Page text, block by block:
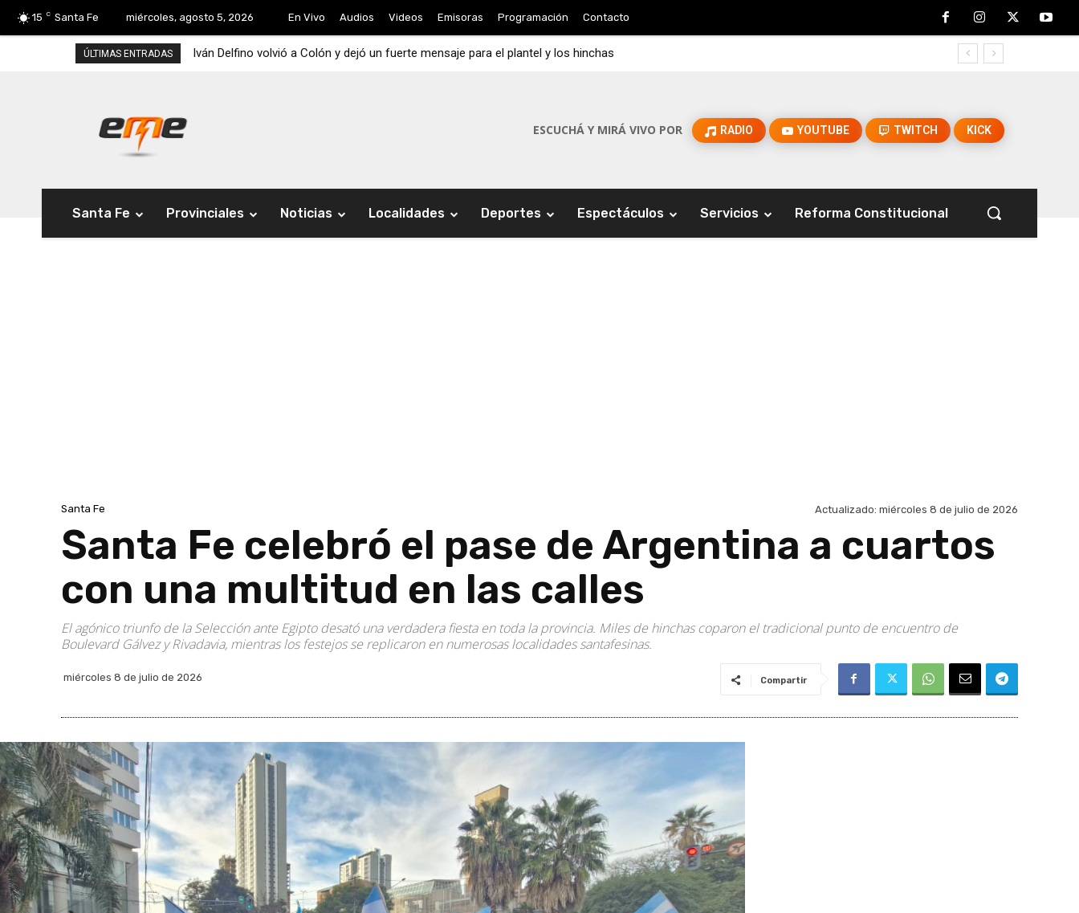
15 C Santa Fe miércoles, agosto 5, 2026 En Vivo Audios Videos Emisoras Programación Contacto
ÚLTIMAS ENTRADAS Iván Delfino volvió a Colón y dejó un fuerte mensaje para el plantel y los hinchas
La Corte Suprema ratificó la cautelar que obliga aplicar la Ley de Financiamiento Universitario
ESCUCHÁ Y MIRÁ VIVO POR RADIO YOUTUBE TWITCH KICK
Santa Fe Provinciales Noticias Localidades Deportes Espectáculos Servicios Reforma Constitucional
Santa Fe Actualizado: miércoles 8 de julio de 2026
Santa Fe celebró el pase de Argentina a cuartos
con una multitud en las calles
El agónico triunfo de la Selección ante Egipto desató una verdadera fiesta en toda la provincia. Miles de hinchas coparon el tradicional punto de encuentro de
Boulevard Gálvez y Rivadavia, mientras los festejos se replicaron en numerosas localidades santafesinas.
miércoles 8 de julio de 2026 Compartir